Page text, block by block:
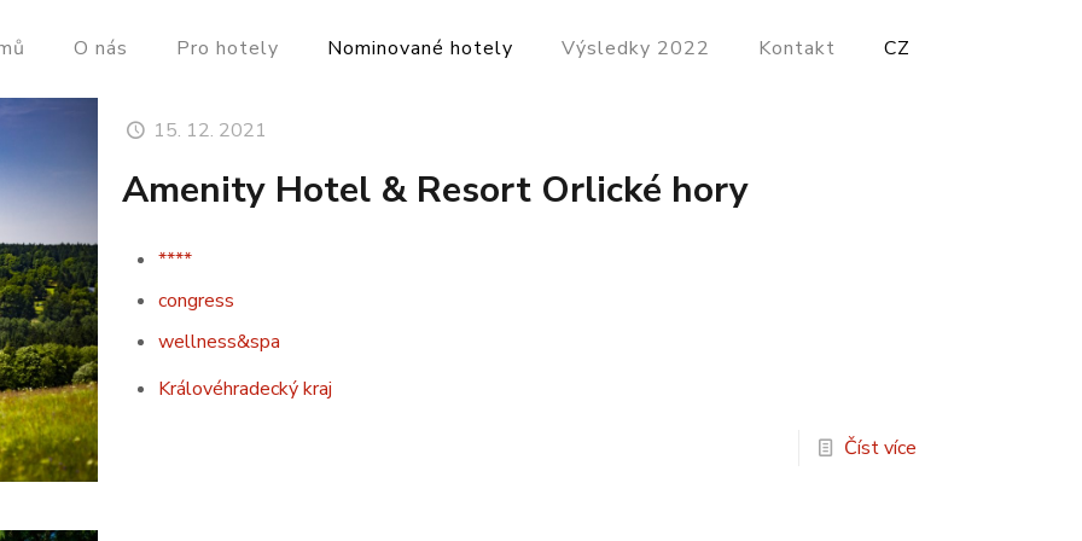
O nás Pro hotely Nominované hotely Výsledky 2022 Kontakt CZ
15. 12. 2021
Amenity Hotel & Resort Orlické hory
****
congress
wellness&spa
Královéhradecký kraj
Číst více